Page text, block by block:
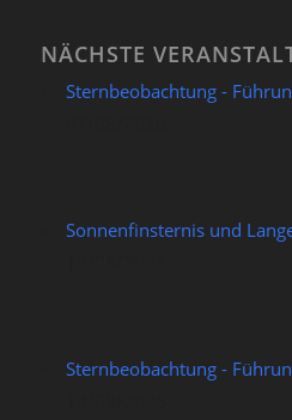
NÄCHSTE
Sternbeobachtung -
Sonnenfinsternis und
Sternbeobachtung -